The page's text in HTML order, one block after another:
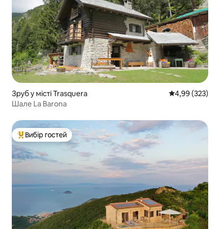
Зруб у місті Trasquera Середня
4,99 (323)
Шале La Barona
Топ вибір гостей
Вибір гостей